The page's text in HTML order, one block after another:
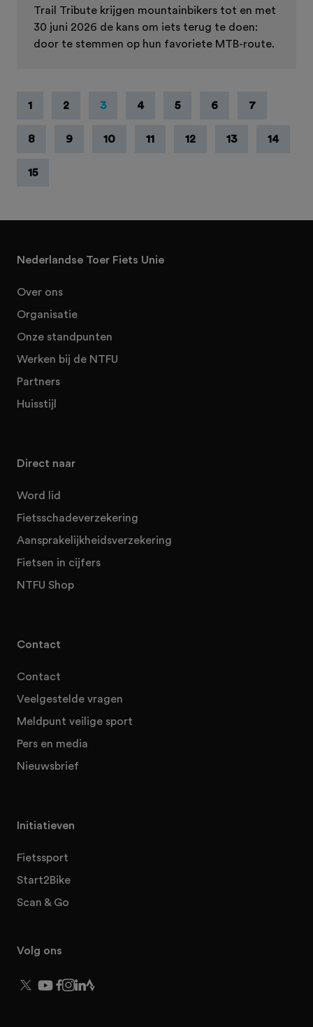
Trail Tribute krijgen mountainbikers tot en met
30 juni 2026 de kans om iets terug te doen:
door te stemmen op hun favoriete MTB-route.
1 2 3 4 5 6 7
8 9 10 11 12 13 14
15
Nederlandse Toer Fiets Unie
Over ons
Organisatie
Onze standpunten
Werken bij de NTFU
Partners
Huisstijl
Direct naar
Word lid
Fietsschadeverzekering
Aansprakelijkheidsverzekering
Fietsen in cijfers
NTFU Shop
Contact
Contact
Veelgestelde vragen
Meldpunt veilige sport
Pers en media
Nieuwsbrief
Initiatieven
Fietssport
Start2Bike
Scan & Go
Volg ons